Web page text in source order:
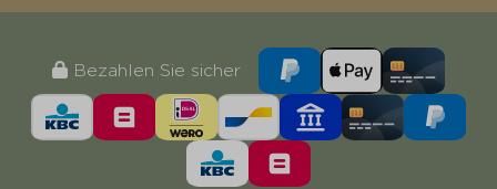
Bezahlen Sie sicher